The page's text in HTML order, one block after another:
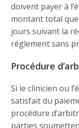
doivent payer à
montant total
jours suivant la
règlement sans
Procédure
Si le clinicien ou
satisfait du
procédure
parties